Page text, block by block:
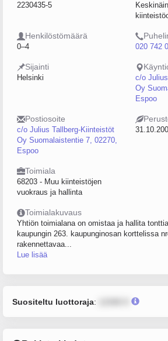
2230435-5
Henkilöstömäärä
0–4 020 742
Sijainti
Helsinki
c/o
Oy
Espoo
Postiosoite
c/o Julius Tallberg-Kiinteistöt
Oy Suomalaistentie 7, 02270,
Espoo
Toimiala
68203 - Muu kiinteistöjen
vuokraus ja hallinta
Toimialakuvaus
Yhtiön toimialana on omistaa ja hallita
kaupungin 263. kaupunginosan korttelissa
rakennettavaa...
Lue lisää
Suositeltu luottoraja: